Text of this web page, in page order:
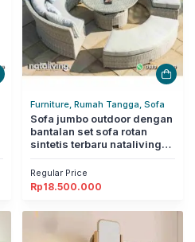
Furniture, Rumah Tangga, Sofa
Sofa jumbo outdoor dengan
bantalan set sofa rotan
sintetis terbaru nataliving
Regular Price
Rp18.500.000